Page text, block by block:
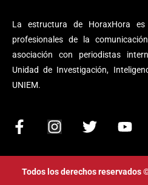
La estructura de HoraxHora
profesionales de la
asociación con periodistas
Unidad de Investigación,
UNIEM.
F
c
e
I
s
t
T
i
t
Y
u
t
Todos los derechos reservados